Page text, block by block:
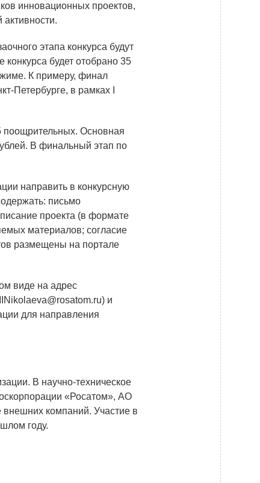
отрасли
ПОСТАВЩИКАМ
инновационных проектов,
этапа конкурса будут
будет отобрано 35
К примеру, финал
Петербурге, в рамках I
поощрительных. Основная
В финальный этап по
направить в конкурсную
письмо
проекта (в формате
материалов; согласие
размещены на портале
виде на адрес
и
для направления
В научно-техническое
«Росатом», АО
компаний. Участие в
году.